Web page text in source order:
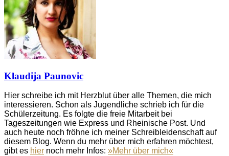
Klaudija Paunovic
Hier schreibe ich mit Herzblut über alle Themen, die mich
interessieren. Schon als Jugendliche schrieb ich für die
Schülerzeitung. Es folgte die freie Mitarbeit bei
Tageszeitungen wie Express und Rheinische Post. Und
auch heute noch fröhne ich meiner Schreibleidenschaft auf
diesem Blog. Wenn du mehr über mich erfahren möchtest,
gibt es hier noch mehr Infos: »Mehr über mich«